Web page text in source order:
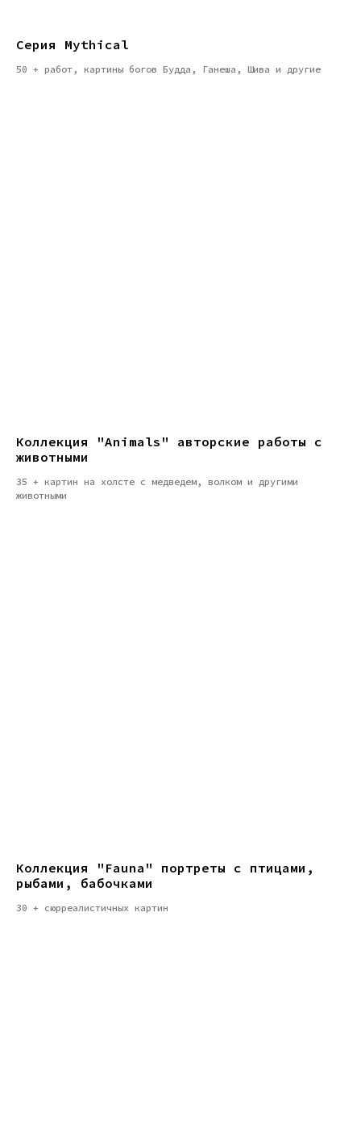
Серия Mythical
50 + работ, картины богов Будда, Ганеша, Шива и другие
Коллекция "Animals" авторские работы с
животными
35 + картин на холсте с медведем, волком и другими
животными
Коллекция "Fauna" портреты с птицами,
рыбами, бабочками
30 + сюрреалистичных картин